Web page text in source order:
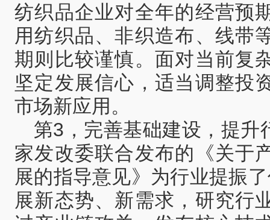
纺织品企业对全年的经营预
用纺织品、非织造布、线带
期则比较谨慎。面对当前复
坚定发展信心，适当调整投
市场新应用。
第3，完善基础建设，提升
家发改委联合发布的《关于
展的指导意见》为行业提振
展新态势、新需求，研究行